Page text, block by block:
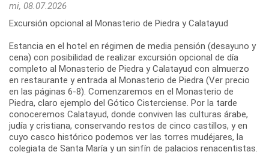
mi, 08.07.2026
Excursión opcional al Monasterio de Piedra y Calatayud
Estancia en el hotel en régimen de media pensión (desayuno y
cena) con posibilidad de realizar excursión opcional de día
completo al Monasterio de Piedra y Calatayud con almuerzo
en restaurante y entrada al Monasterio de Piedra (Ver precio
en las páginas 6-8). Comenzaremos en el Monasterio de
Piedra, claro ejemplo del Gótico Cisterciense. Por la tarde
conoceremos Calatayud, donde conviven las culturas árabe,
judía y cristiana, conservando restos de cinco castillos, y en
cuyo casco histórico podemos ver las torres mudéjares, la
colegiata de Santa María y un sinfín de palacios renacentistas.